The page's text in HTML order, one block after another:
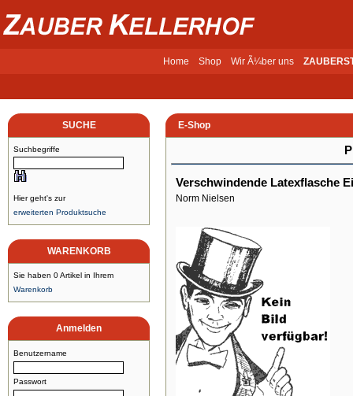
Home Shop Wir Ã¼ber uns
SUCHE
Suchbegriffe
Hier geht's zur
erweiterten Produktsuche
WARENKORB
Sie haben 0 Artikel in Ihrem
Warenkorb
Anmelden
Benutzername
Passwort
E-Shop
Verschwindende Latexflasche
Norm Nielsen